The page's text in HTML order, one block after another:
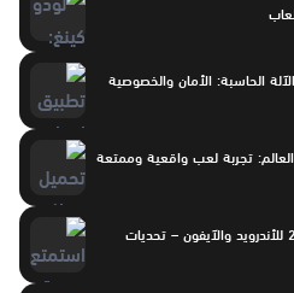
الحاسبة: الأمان والخصوصية
تجربة لعب واقعية وممتعة
استمتع بتجربة لعبة ازاي تخنق جارك 2 للأندرويد والآيفون – تحديات